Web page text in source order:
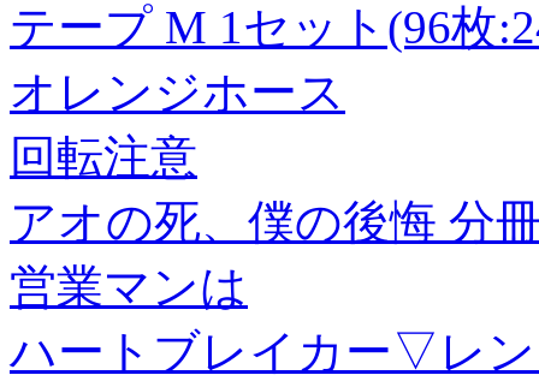
テープ M 1セット(96枚
オレンジホース
回転注意
アオの死、僕の後悔 分
営業マンは
ハートブレイカー▽レ